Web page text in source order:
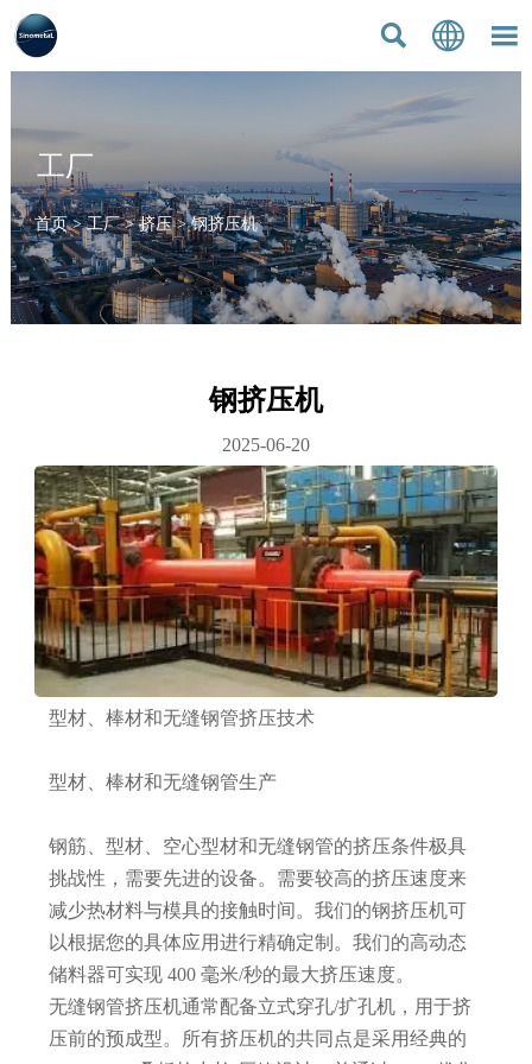
  
工厂
首页>工厂>挤压>钢挤压机
钢挤压机
2025-06-20
型材、棒材和无缝钢管挤压技术
型材、棒材和无缝钢管生产
钢筋、型材、空心型材和无缝钢管的挤压条件极具
挑战性，需要先进的设备。需要较高的挤压速度来
减少热材料与模具的接触时间。我们的钢挤压机可
以根据您的具体应用进行精确定制。我们的高动态
储料器可实现 400 毫米/秒的最大挤压速度。
无缝钢管挤压机通常配备立式穿孔/扩孔机，用于挤
压前的预成型。所有挤压机的共同点是采用经典的